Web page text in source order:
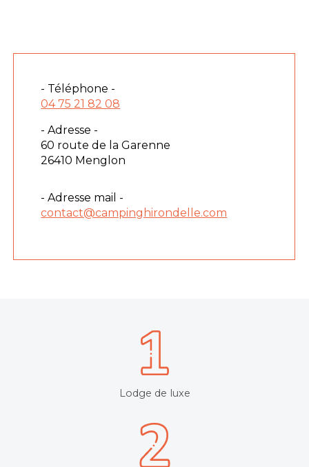
Lodge de luxe
- Téléphone -
04 75 21 82 08
- Adresse -
60 route de la Garenne
26410 Menglon
- Adresse mail -
contact@campinghirondelle.com